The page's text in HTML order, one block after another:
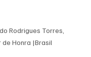
Rodrigues Torres,
Honra |Brasil